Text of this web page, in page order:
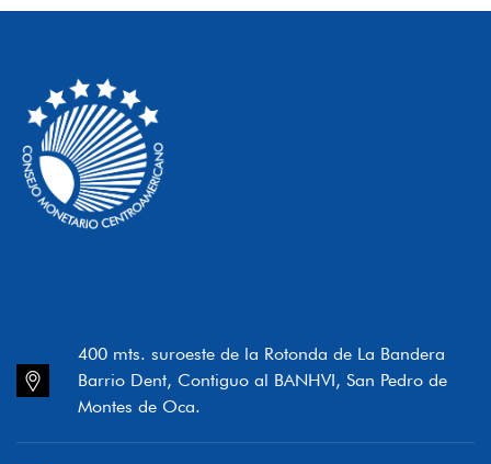
400 mts. suroeste de la Rotonda de La Bandera
Barrio Dent, Contiguo al BANHVI, San Pedro de
Montes de Oca.